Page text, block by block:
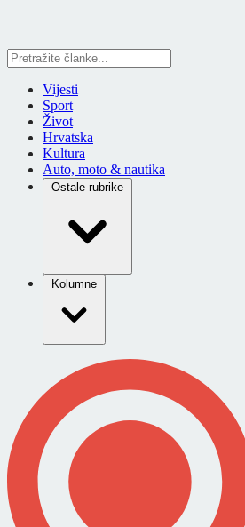
Vijesti
Sport
Život
Hrvatska
Kultura
Auto, moto & nautika
Ostale rubrike
Kolumne